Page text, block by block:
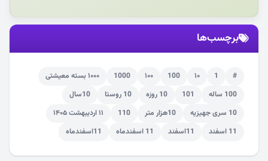
برچسب‌ها
#
1 ۱۰ 100 ۱۰۰ 1000
۱۰۰۰ بسته معیشتی
100 ساله
101 10 روزه 10 روستا
10سال
10 سری جهیزیه
10هزار متر 110
۱۱ اردیبهشت ۱۴۰۵
11 اسفند
11اسفند 11 اسفندماه 11اسفندماه